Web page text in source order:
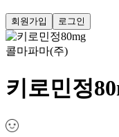
회원가입 로그인
콜마파마(주)
키로민정